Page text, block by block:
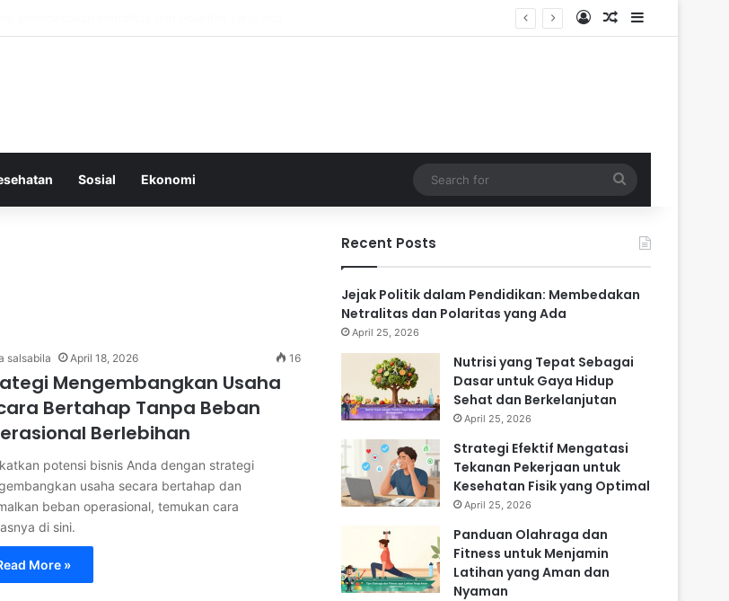
Log InRandom Article
Sidebar
Sosial Ekonomi
for
salsabila April 18, 2026 16
Mengembangkan Usaha
Bertahap Tanpa Beban
Berlebihan
potensi bisnis Anda dengan strategi
usaha secara bertahap dan
beban operasional, temukan cara
di sini.
More »
Recent Posts
Jejak Politik dalam Pendidikan: Membedakan
Netralitas dan Polaritas yang Ada
April 25, 2026
Nutrisi yang Tepat Sebagai
Dasar untuk Gaya Hidup
Sehat dan Berkelanjutan
April 25, 2026
Strategi Efektif Mengatasi
Tekanan Pekerjaan untuk
Kesehatan Fisik yang Optimal
April 25, 2026
Panduan Olahraga dan
Fitness untuk Menjamin
Latihan yang Aman dan
Nyaman